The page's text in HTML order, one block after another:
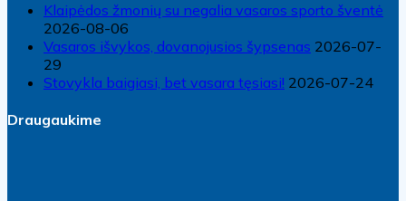
Klaipėdos žmonių su negalia vasaros sporto šventė
2026-08-06
Vasaros išvykos, dovanojusios šypsenas 2026-07-
29
Stovykla baigiasi, bet vasara tęsiasi! 2026-07-24
Draugaukime